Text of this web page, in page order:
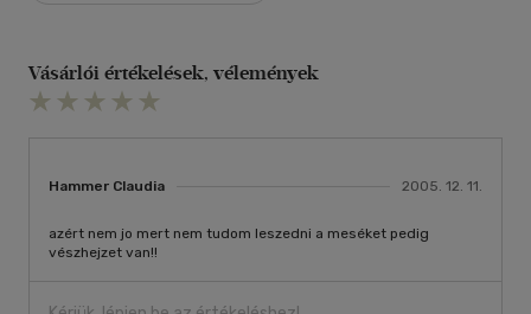
Vásárlói értékelések, vélemények
Hammer Claudia 2005. 12. 11.
azért nem jo mert nem tudom leszedni a meséket pedig
vészhejzet van!!